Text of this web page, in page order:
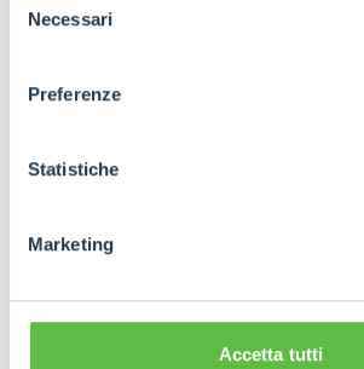
ogni pagina, selezionare "Modifichi il
dell'informativa completa nel footer
pagina. Per esercitare i diritti
GDPR abbiamo predisposto una
delNecessari
Preferenze
Statistiche
Marketing
Accetta tutti